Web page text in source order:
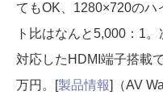
てもOK、1280×720のハ
ト比はなんと5,000：1
対応したHDMI端子搭載
万円。[製品情報]（AV